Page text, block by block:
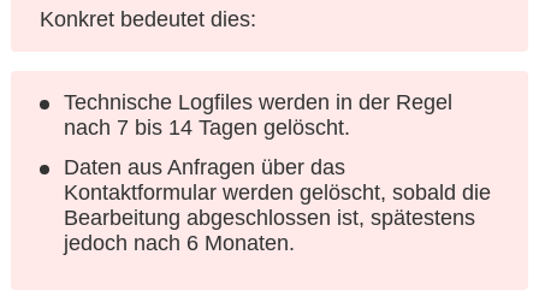
Konkret bedeutet dies:
Technische Logfiles werden in der Regel
nach 7 bis 14 Tagen gelöscht.
Daten aus Anfragen über das
Kontaktformular werden gelöscht, sobald die
Bearbeitung abgeschlossen ist, spätestens
jedoch nach 6 Monaten.